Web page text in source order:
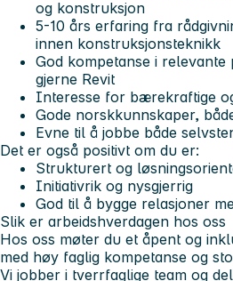
og konstruksjon
5-10 års erfaring fra
innen konstruksjonsteknikk
God kompetanse i
gjerne Revit
Interesse for bærekraftige
Gode norskkunnskaper,
Evne til å jobbe både
Det er også positivt om du er:
Strukturert og
Initiativrik og nysgjerrig
God til å bygge relasjoner
Slik er arbeidshverdagen hos oss
Hos oss møter du et åpent og
med høy faglig kompetanse og
Vi jobber i tverrfaglige team og